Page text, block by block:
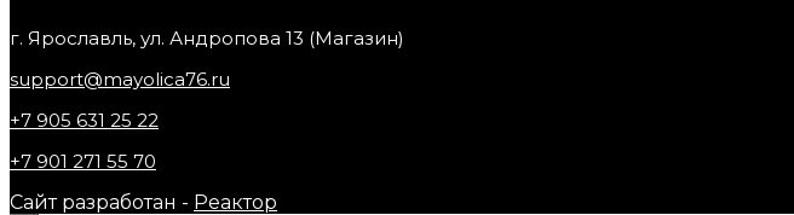
г. Ярославль, ул. Андропова 13 (Магазин)
support@mayolica76.ru
+7 905 631 25 22
+7 901 271 55 70
Сайт разработан - Реактор